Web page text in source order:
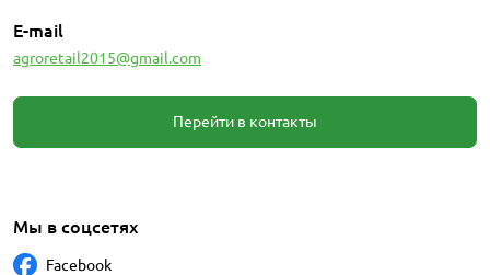
E-mail
agroretail2015@gmail.com
Перейти в контакты
Мы в соцсетях
Facebook